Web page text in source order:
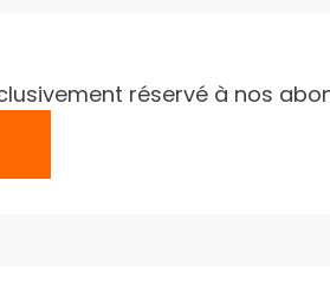
réservé à nos